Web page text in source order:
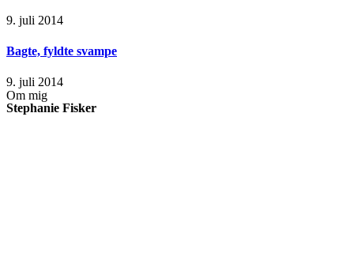
9. juli 2014
Bagte, fyldte svampe
9. juli 2014
Om mig
Stephanie Fisker